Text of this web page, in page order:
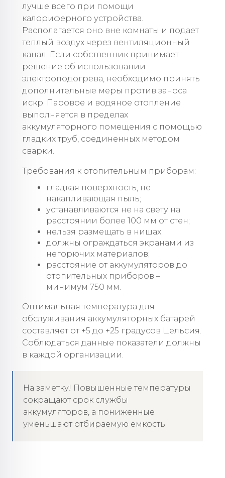
лучше всего при помощи
калориферного устройства.
Располагается оно вне комнаты и подает
теплый воздух через вентиляционный
канал. Если собственник принимает
решение об использовании
электроподогрева, необходимо принять
дополнительные меры против заноса
искр. Паровое и водяное отопление
выполняется в пределах
аккумуляторного помещения с помощью
гладких труб, соединенных методом
сварки.
Требования к отопительным приборам:
гладкая поверхность, не
накапливающая пыль;
устанавливаются не на свету на
расстоянии более 100 мм от стен;
нельзя размещать в нишах;
должны ограждаться экранами из
негорючих материалов;
расстояние от аккумуляторов до
отопительных приборов –
минимум 750 мм.
Оптимальная температура для
обслуживания аккумуляторных батарей
составляет от +5 до +25 градусов Цельсия.
Соблюдаться данные показатели должны
в каждой организации.
На заметку! Повышенные температуры
сокращают срок службы
аккумуляторов, а пониженные
уменьшают отбираемую емкость.